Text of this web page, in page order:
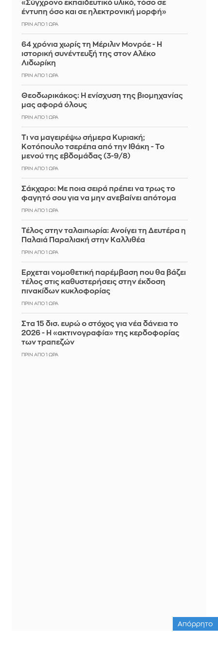
«Σύγχρονο εκπαιδευτικό υλικό, τόσο σε
έντυπη όσο και σε ηλεκτρονική μορφή»
ΠΡΙΝ ΑΠΌ 1 ΏΡΑ
64 χρόνια χωρίς τη Μέριλιν Μονρόε - Η
ιστορική συνέντευξή της στον Αλέκο
Λιδωρίκη
ΠΡΙΝ ΑΠΌ 1 ΏΡΑ
Θεοδωρικάκος: Η ενίσχυση της βιομηχανίας
μας αφορά όλους
ΠΡΙΝ ΑΠΌ 1 ΏΡΑ
Τι να μαγειρέψω σήμερα Κυριακή;
Κοτόπουλο τσερέπα από την Ιθάκη - Το
μενού της εβδομάδας (3-9/8)
ΠΡΙΝ ΑΠΌ 1 ΏΡΑ
Σάκχαρο: Με ποια σειρά πρέπει να τρως το
φαγητό σου για να μην ανεβαίνει απότομα
ΠΡΙΝ ΑΠΌ 1 ΏΡΑ
Τέλος στην ταλαιπωρία: Ανοίγει τη Δευτέρα η
Παλαιά Παραλιακή στην Καλλιθέα
ΠΡΙΝ ΑΠΌ 1 ΏΡΑ
Έρχεται νομοθετική παρέμβαση που θα βάζει
τέλος στις καθυστερήσεις στην έκδοση
πινακίδων κυκλοφορίας
ΠΡΙΝ ΑΠΌ 1 ΏΡΑ
Στα 15 δισ. ευρώ ο στόχος για νέα δάνεια το
2026 - Η «ακτινογραφία» της κερδοφορίας
των τραπεζών
ΠΡΙΝ ΑΠΌ 1 ΏΡΑ
Απόρρητο